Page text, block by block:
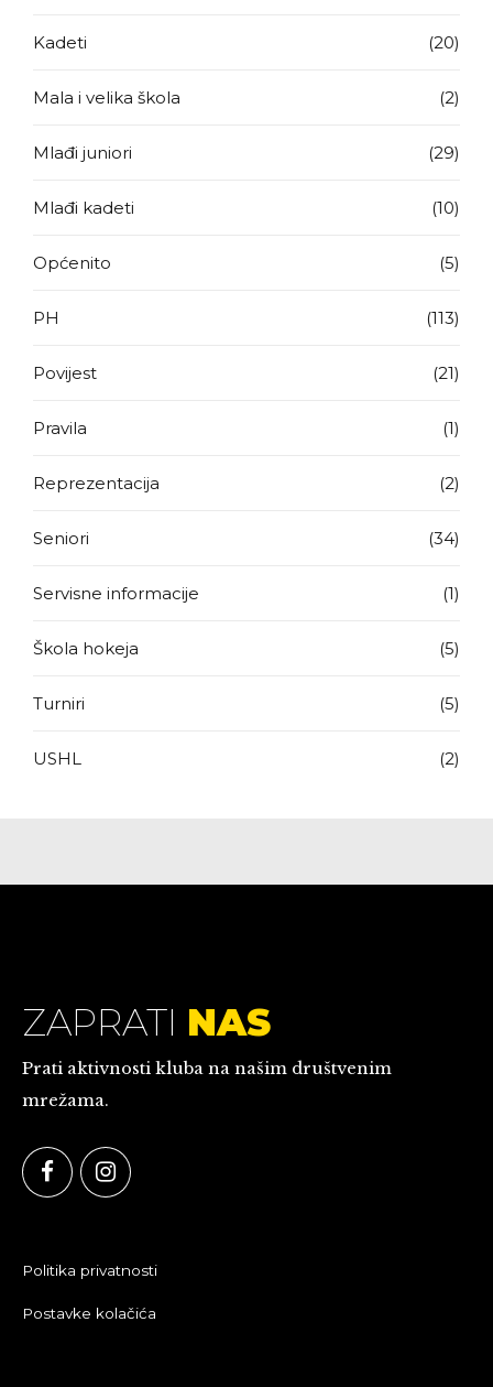
Kadeti (20)
Mala i velika škola (2)
Mlađi juniori (29)
Mlađi kadeti (10)
Općenito (5)
PH (113)
Povijest (21)
Pravila (1)
Reprezentacija (2)
Seniori (34)
Servisne informacije (1)
Škola hokeja (5)
Turniri (5)
USHL (2)
ZAPRATI NAS
Prati aktivnosti kluba na našim društvenim
mrežama.
Politika privatnosti
Postavke kolačića